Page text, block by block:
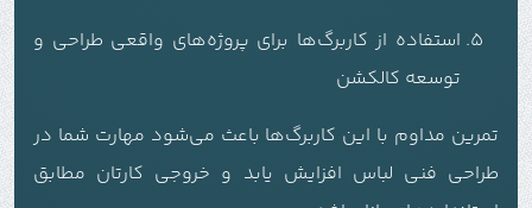
استفاده از کاربرگ‌ها برای پروژه‌های واقعی طراحی و
توسعه کالکشن
تمرین مداوم با این کاربرگ‌ها باعث می‌شود مهارت شما در
طراحی فنی لباس افزایش یابد و خروجی کارتان مطابق